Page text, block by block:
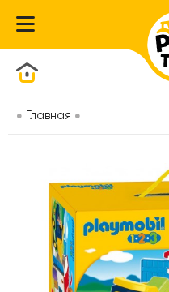
Главная
Каталог товаров